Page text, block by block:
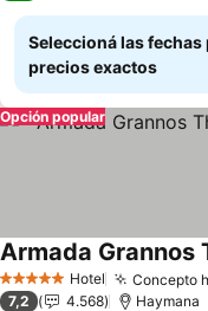
Seleccioná las fechas
precios exactos
Opción popular
5 Estrellas Hotel Concepto
Ver precios
7,2 4.568 Haymana